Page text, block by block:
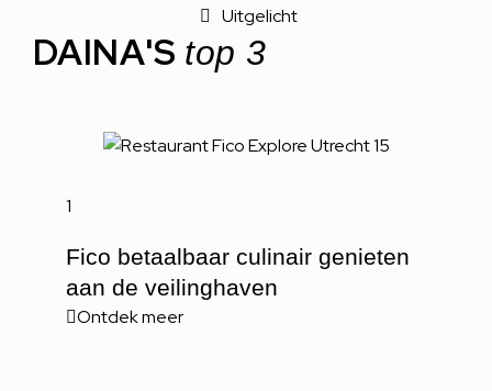
Uitgelicht
DAINA'S top 3
1
Fico betaalbaar culinair genieten
aan de veilinghaven
Ontdek meer